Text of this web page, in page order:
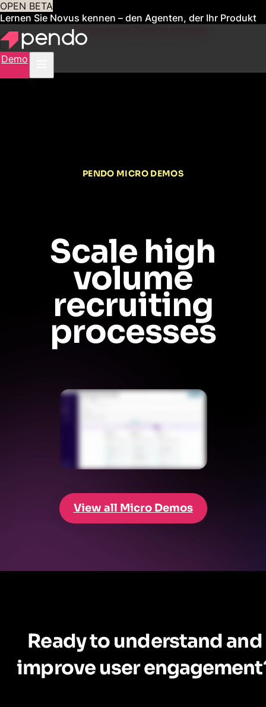
OPEN BETA
Lernen Sie Novus kennen – den Agenten, der Ihr Produkt
für Sie verwaltetFrühzeitigen Zugang erhalten
Demo
PENDO MICRO DEMOS
Scale high
volume
recruiting
processes
View all Micro Demos
Ready to understand and
improve user